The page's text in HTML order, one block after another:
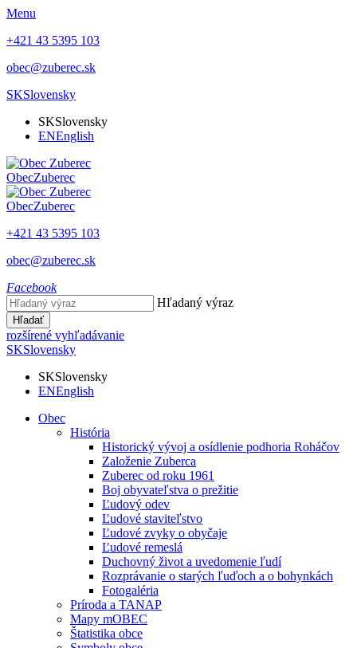
Menu
+421 43 5395 103
obec@zuberec.sk
SKSlovensky
SKSlovensky
ENEnglish
ObecZuberec
ObecZuberec
+421 43 5395 103
obec@zuberec.sk
Facebook
Hľadaný výraz
Hľadať
rozšírené vyhľadávanie
SKSlovensky
SKSlovensky
ENEnglish
Obec
História
Historický vývoj a osídlenie podhoria Roháčov
Založenie Zuberca
Zuberec od roku 1961
Boj obyvateľstva o prežitie
Ľudový odev
Ľudové staviteľstvo
Ľudové zvyky o obyčaje
Ľudové remeslá
Duchovný život a uvedomenie ľudí
Rozprávanie o starých ľuďoch a o bohynkách
Fotogaléria
Príroda a TANAP
Mapy mOBEC
Štatistika obce